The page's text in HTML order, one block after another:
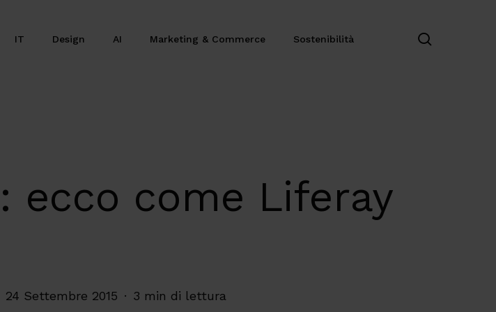
IT Design AI Marketing & Commerce Sostenibilità
ecco come Liferay
24 Settembre 2015 3 min di lettura